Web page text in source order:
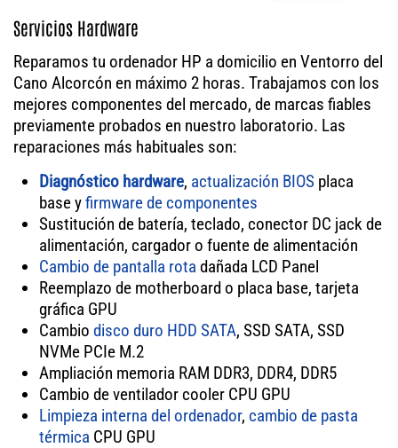
Servicios Hardware
Reparamos tu ordenador HP a domicilio en Ventorro del
Cano Alcorcón en máximo 2 horas. Trabajamos con los
mejores componentes del mercado, de marcas fiables
previamente probados en nuestro laboratorio. Las
reparaciones más habituales son:
Diagnóstico hardware, actualización BIOS placa
base yfirmware de componentes
Sustitución de batería, teclado, conector DC jack de
alimentación, cargador o fuente de alimentación
Cambio de pantalla rota dañada LCD Panel
Reemplazo de motherboard o placa base, tarjeta
gráfica GPU
Cambio disco duro HDD SATA, SSD SATA, SSD
NVMe PCIe M.2
Ampliación memoria RAM DDR3, DDR4, DDR5
Cambio de ventilador cooler CPU GPU
Limpieza interna del ordenador, cambio de pasta
térmica CPU GPU